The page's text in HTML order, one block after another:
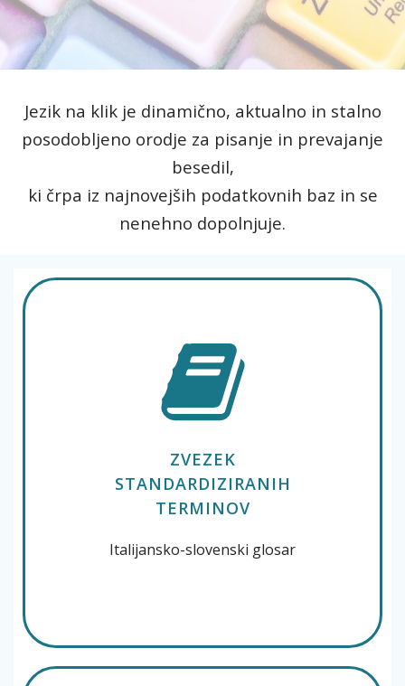
Jezik na klik je dinamično, aktualno in stalno
posodobljeno orodje za pisanje in prevajanje
besedil,
ki črpa iz najnovejših podatkovnih baz in se
nenehno dopolnjuje.
ZVEZEK
STANDARDIZIRANIH
TERMINOV
Italijansko-slovenski glosar